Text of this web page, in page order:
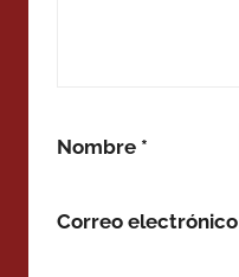
Nombre *
Correo electrónico